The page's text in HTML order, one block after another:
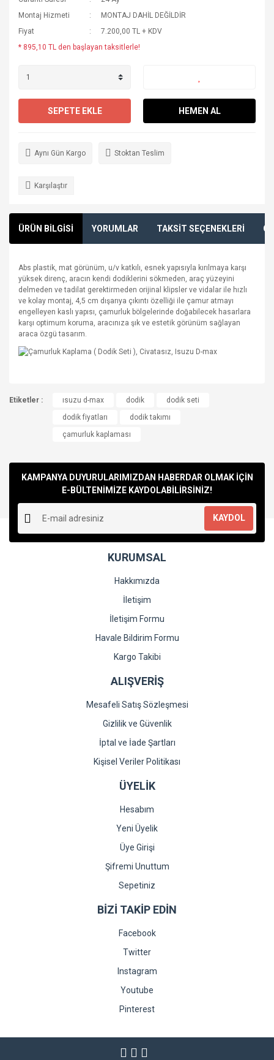
Montaj Hizmeti
MONTAJ DAHİL DEĞİLDİR
Fiyat
7.200,00 TL + KDV
* 895,10 TL den başlayan taksitlerle!
SEPETE EKLE HEMEN AL
Aynı Gün Kargo Stoktan Teslim
Karşılaştır
ÜRÜN BİLGİSİ YORUMLAR TAKSİT SEÇENEKLERİ
Abs plastik, mat görünüm, u/v katkılı, esnek yapısıyla kırılmaya karşı
yüksek direnç, aracın kendi dodiklerini sökmeden, araç yüzeyini
delmeden ve tadilat gerektirmeden orijinal klipsler ve vidalar ile hızlı
ve kolay montaj, 4,5 cm dışarıya çıkıntı özelliği ile çamur atmayı
engelleyen kaslı yapısı, çamurluk bölgelerinde doğabilecek hasarlara
karşı optimum koruma, aracınıza şık ve estetik görünüm sağlayan
araca özgü tasarım.
konularda yetersiz gördüğünüz noktaları öneri formunu
kullanarak tarafımıza iletebilirsiniz.
Görüş ve önerileriniz için teşekkür ederiz.
Ürün açıklamasında eksik bilgiler bulunuyor.
Ürün bilgilerinde hatalar bulunuyor.
Ürün fiyatı diğer sitelerden daha pahalı.
Bu ürüne benzer farklı alternatifler olmalı.
Gönder
Etiketler : ısuzu d-max dodik
dodik seti
dodik fiyatları
dodik takımı
çamurluk kaplaması
KAMPANYA DUYURULARIMIZDAN HABERDAR OLMAK İÇİN
E-BÜLTENİMİZE KAYDOLABİLİRSİNİZ!
KAYDOL
KURUMSAL
Hakkımızda
İletişim
İletişim Formu
Havale Bildirim Formu
Kargo Takibi
ALIŞVERİŞ
Mesafeli Satış Sözleşmesi
Gizlilik ve Güvenlik
İptal ve İade Şartları
Kişisel Veriler Politikası
ÜYELİK
Hesabım
Yeni Üyelik
Üye Girişi
Şifremi Unuttum
Sepetiniz
BİZİ TAKİP EDİN
Facebook
Twitter
Instagram
Youtube
Pinterest